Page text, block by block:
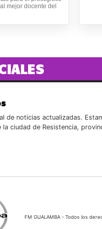
mejor docente del
de noticias actualizadas.
la ciudad de Resistencia,
FM GUALAMBA - Todos los